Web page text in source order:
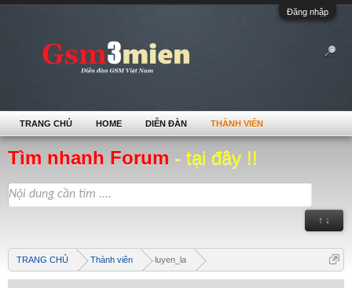
Đăng nhập
Tìm nhanh Forum - tại đây !!
↑ ↓
TRANG CHỦ Thành viên luyen_la
TRANG CHỦ HOME DIỄN ĐÀN THÀNH VIÊN